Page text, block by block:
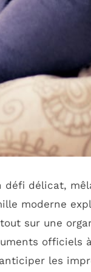
défi délicat,
moderne
sur une
officiels
les